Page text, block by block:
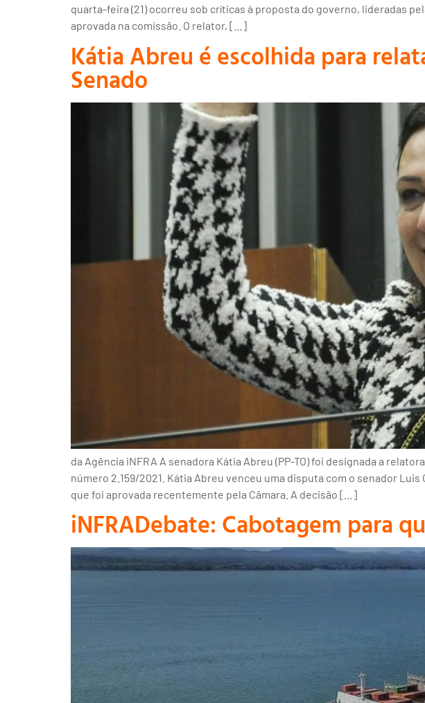
quarta-feira (21) ocorreu sob críticas à proposta do governo, lideradas
aprovada na comissão. O relator, […]
Kátia Abreu é escolhida para
Senado
da Agência iNFRA A senadora Kátia Abreu (PP-TO) foi designada a
número 2.159/2021. Kátia Abreu venceu uma disputa com o senador
que foi aprovada recentemente pela Câmara. A decisão […]
iNFRADebate: Cabotagem para